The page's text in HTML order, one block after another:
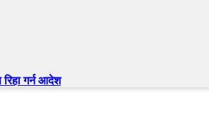
रिहा गर्न आदेश